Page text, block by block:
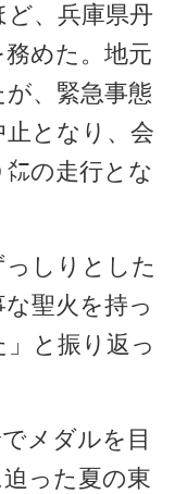
ど、兵庫県丹
めた。地元
、緊急事態
となり、会
の走行とな
しりとした
聖火を持っ
と振り返っ
メダルを目
った夏の東